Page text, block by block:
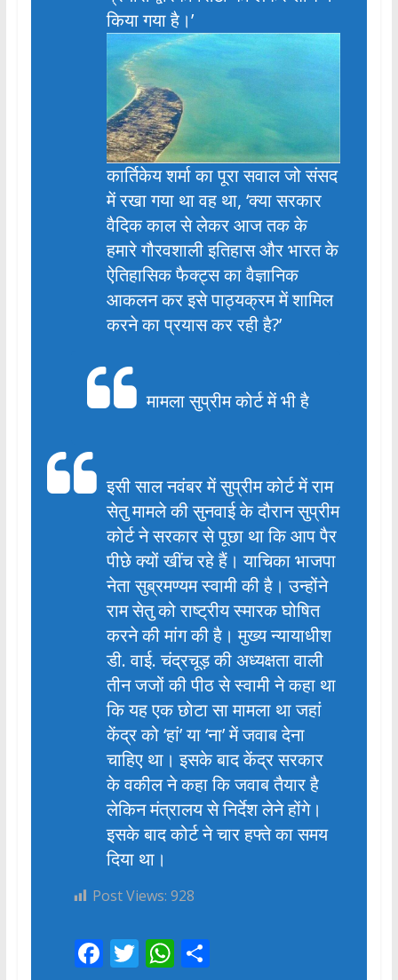
किया गया है।’
कार्तिकेय शर्मा का पूरा सवाल जो संसद
में रखा गया था वह था, ‘क्या सरकार
वैदिक काल से लेकर आज तक के
हमारे गौरवशाली इतिहास और भारत के
ऐतिहासिक फैक्ट्स का वैज्ञानिक
आकलन कर इसे पाठ्यक्रम में शामिल
करने का प्रयास कर रही है?’
मामला सुप्रीम कोर्ट में भी है
इसी साल नवंबर में सुप्रीम कोर्ट में राम
सेतु मामले की सुनवाई के दौरान सुप्रीम
कोर्ट ने सरकार से पूछा था कि आप पैर
पीछे क्यों खींच रहे हैं। याचिका भाजपा
नेता सुब्रमण्यम स्वामी की है। उन्होंने
राम सेतु को राष्ट्रीय स्मारक घोषित
करने की मांग की है। मुख्य न्यायाधीश
डी. वाई. चंद्रचूड़ की अध्यक्षता वाली
तीन जजों की पीठ से स्वामी ने कहा था
कि यह एक छोटा सा मामला था जहां
केंद्र को ‘हां’ या ‘ना’ में जवाब देना
चाहिए था। इसके बाद केंद्र सरकार
के वकील ने कहा कि जवाब तैयार है
लेकिन मंत्रालय से निर्देश लेने होंगे।
इसके बाद कोर्ट ने चार हफ्ते का समय
दिया था।
Post Views: 928
F T W S